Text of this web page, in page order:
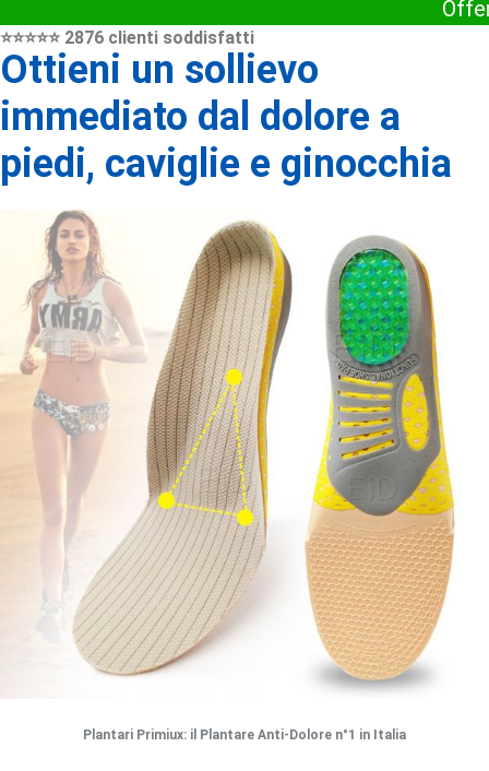
⭐️⭐️⭐️⭐️⭐️ 2876 clienti soddisfatti
Ottieni un sollievo
immediato dal dolore a
piedi, caviglie e ginocchia
Plantari Primiux: il Plantare Anti-Dolore n°1 in Italia